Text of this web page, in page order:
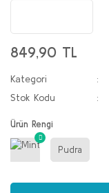
849,90 TL
Kategori
Stok Kodu
Ürün Rengi
Pudra